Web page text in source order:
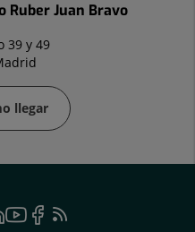
Ruber Juan Bravo
39 y 49
llegar
Youtube
EsteFacebook
Enlace
Feed
Este